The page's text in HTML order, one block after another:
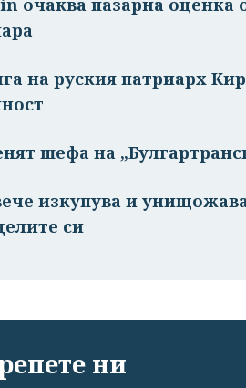
очаква пазарна
на руския патриарх
шефа на
изкупува и
си
ни